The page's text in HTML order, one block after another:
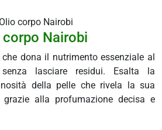
corpo Nairobi
dona il nutrimento essenziale al
lasciare residui. Esalta la
della pelle che rivela la sua
grazie alla profumazione decisa e